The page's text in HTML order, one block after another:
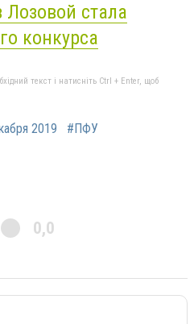
стала
конкурса
текст і натисніть Ctrl + Enter, щоб
2019 #ПФУ
0,0